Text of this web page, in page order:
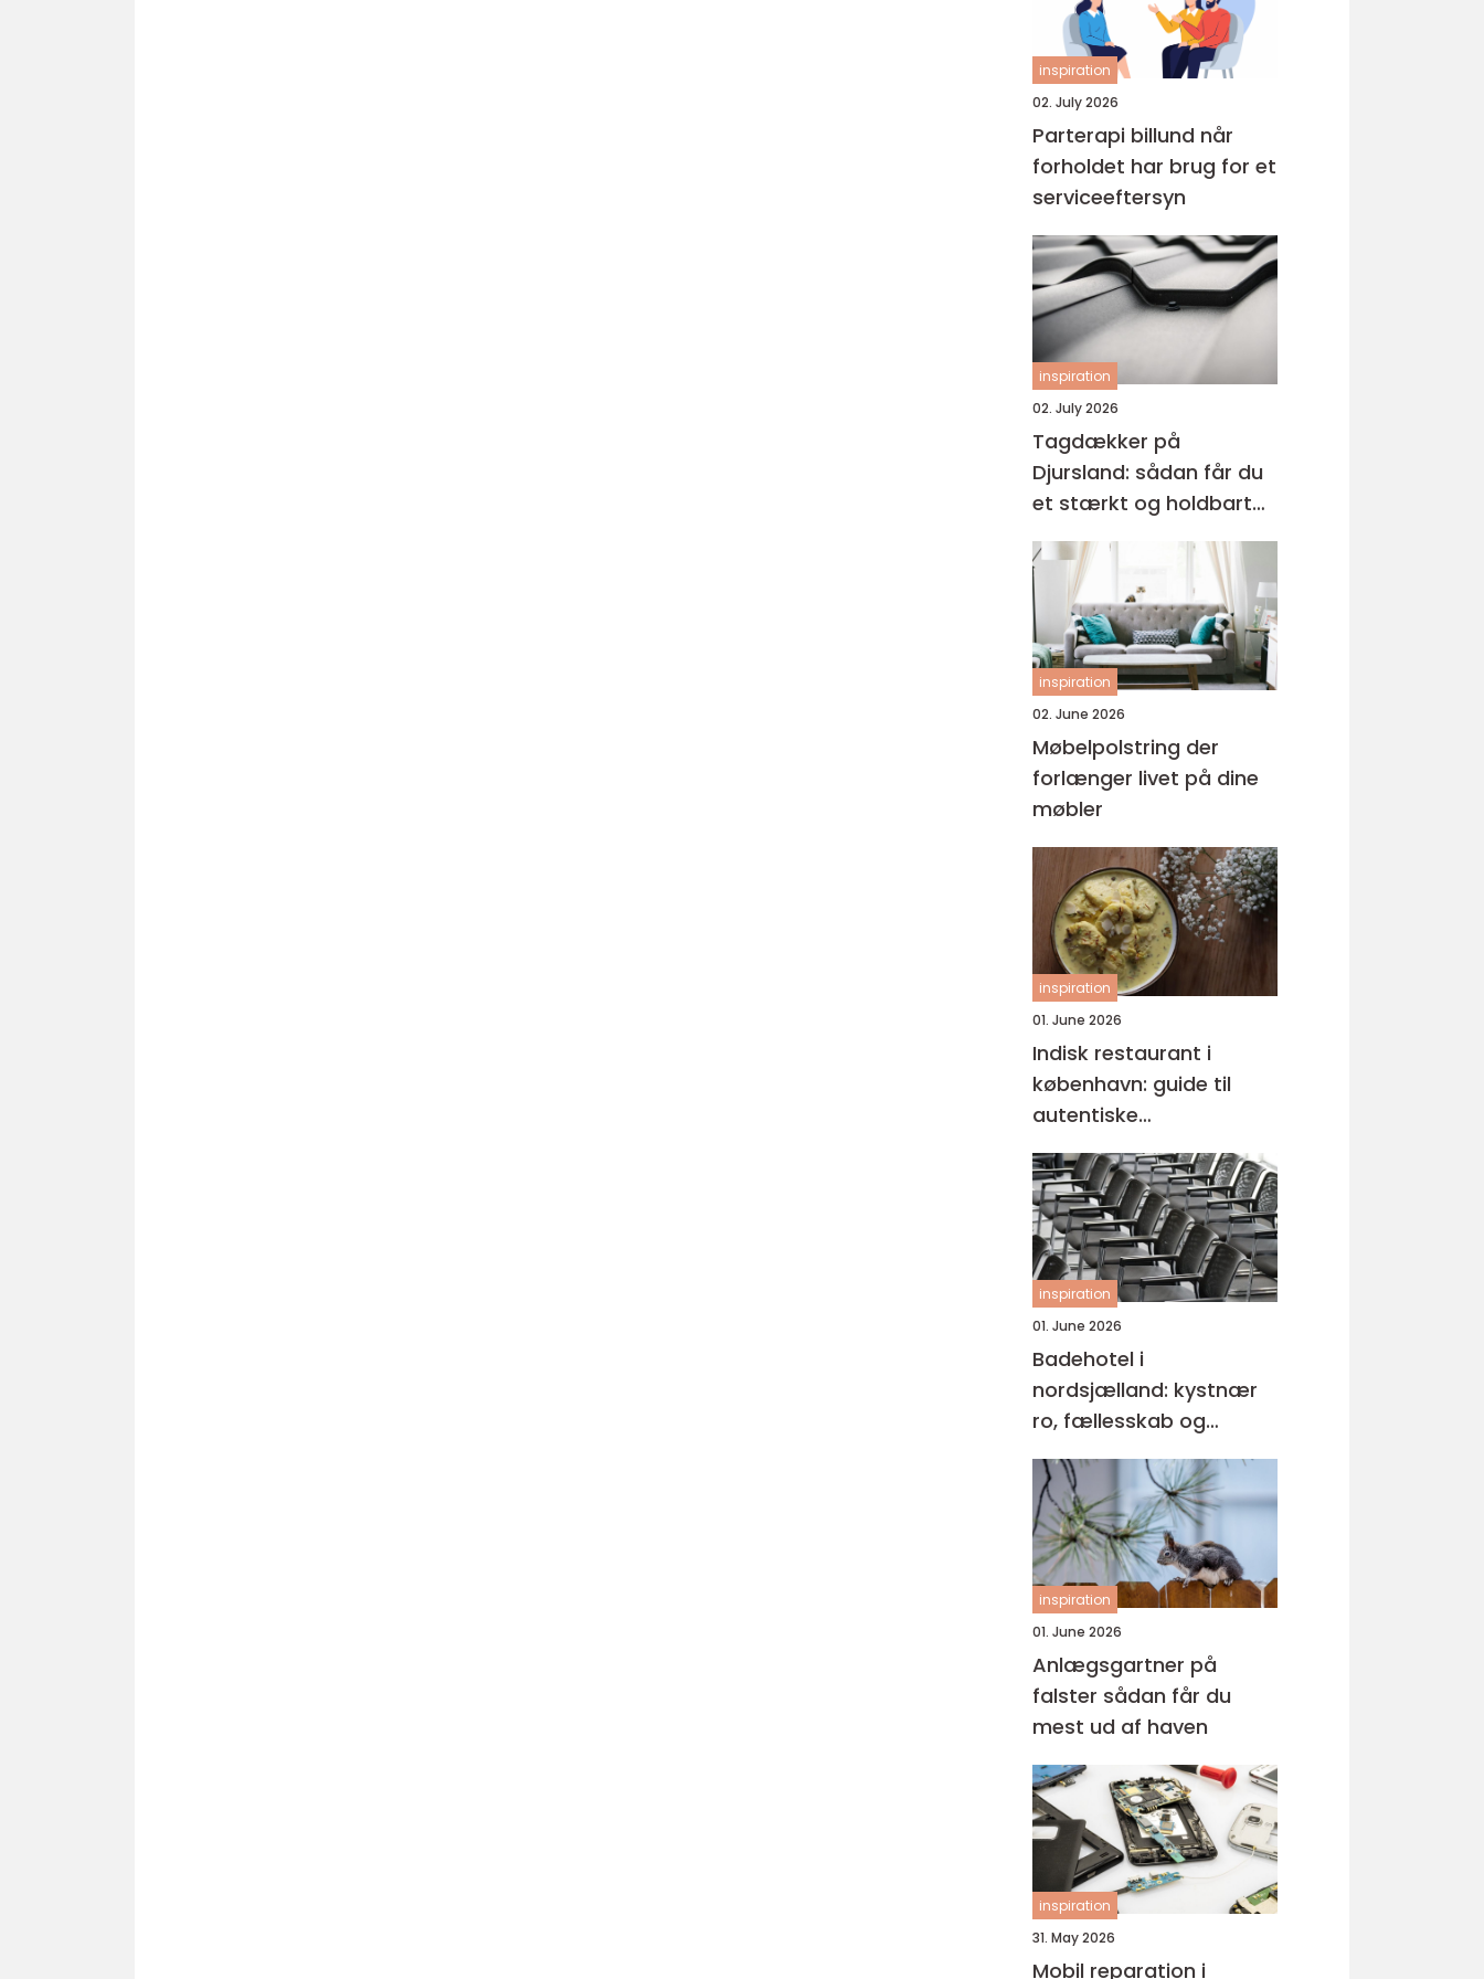
inspiration
02. July 2026
Parterapi billund når
forholdet har brug for et
serviceeftersyn
inspiration
02. July 2026
Tagdækker på
Djursland: sådan får du
et stærkt og holdbart
tag
inspiration
02. June 2026
Møbelpolstring der
forlænger livet på dine
møbler
inspiration
01. June 2026
Indisk restaurant i
københavn: guide til
autentiske
smagsoplevelser
inspiration
01. June 2026
Badehotel i
nordsjælland: kystnær
ro, fællesskab og
hverdagspauser
inspiration
01. June 2026
Anlægsgartner på
falster sådan får du
mest ud af haven
inspiration
31. May 2026
Mobil reparation i